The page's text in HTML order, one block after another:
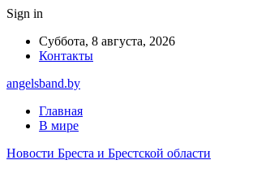
Sign in
Суббота, 8 августа, 2026
Контакты
angelsband.by
Главная
В мире
Новости Бреста и Брестской области